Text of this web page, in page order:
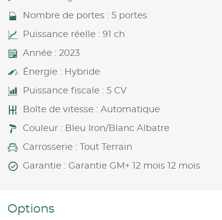
Nombre de portes : 5 portes
Puissance réelle : 91 ch
Année : 2023
Énergie : Hybride
Puissance fiscale : 5 CV
Boîte de vitesse : Automatique
Couleur : Bleu Iron/Blanc Albatre
Carrosserie : Tout Terrain
Garantie : Garantie GM+ 12 mois 12 mois
Options